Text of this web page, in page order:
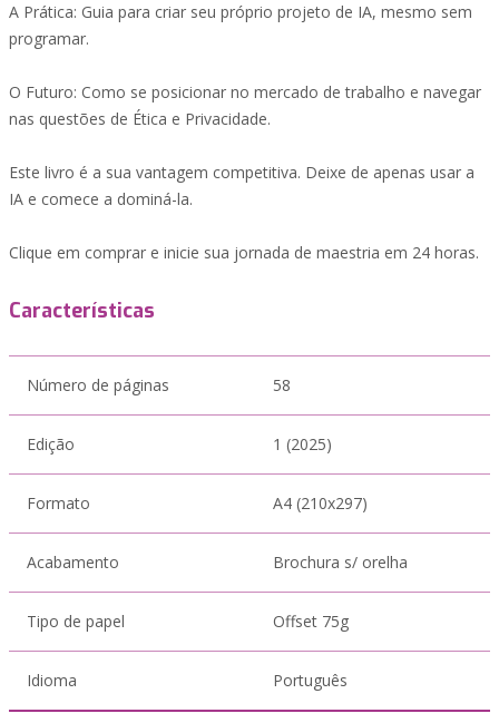
A Prática: Guia para criar seu próprio projeto de IA, mesmo sem
programar.
O Futuro: Como se posicionar no mercado de trabalho e navegar
nas questões de Ética e Privacidade.
Este livro é a sua vantagem competitiva. Deixe de apenas usar a
IA e comece a dominá-la.
Clique em comprar e inicie sua jornada de maestria em 24 horas.
Características
Número de páginas 58
Edição 1 (2025)
Formato A4 (210x297)
Acabamento Brochura s/ orelha
Tipo de papel Offset 75g
Idioma Português